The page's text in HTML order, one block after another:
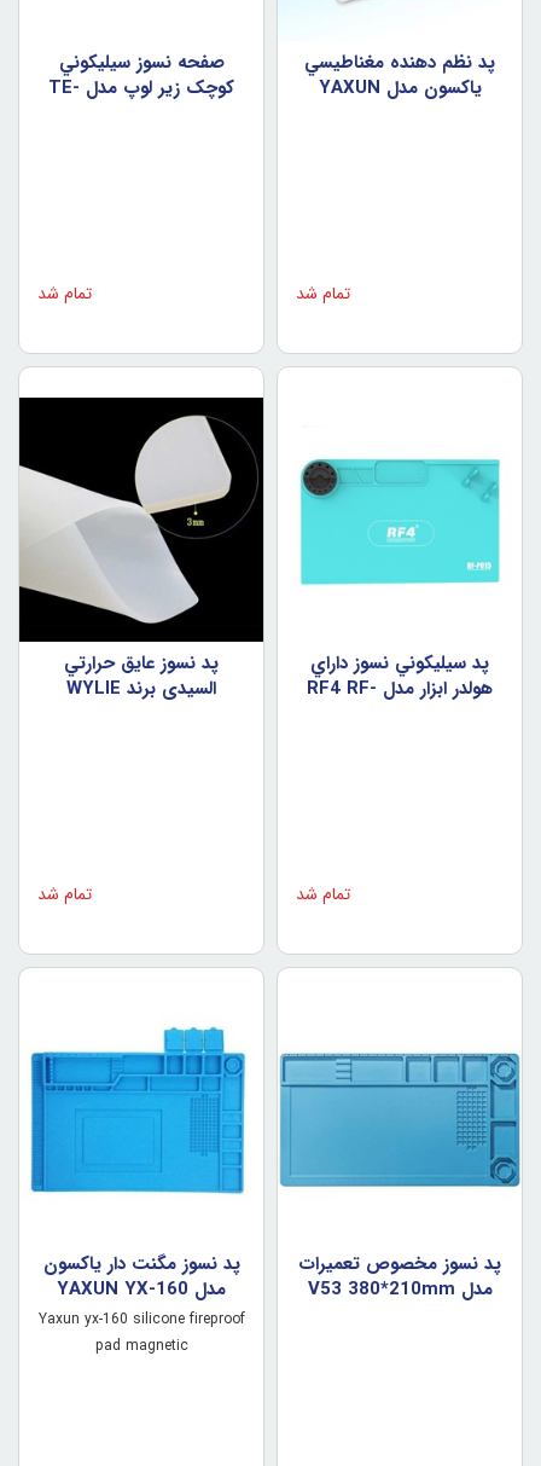
پد نظم دهنده مغناطيسي
ياکسون مدل YAXUN
تمام شد
صفحه نسوز سيليکوني
کوچک زير لوپ مدل TE-
تمام شد
پد سيليکوني نسوز داراي
هولدر ابزار مدل RF4 RF-
تمام شد
پد نسوز عايق حرارتي
السيدي برند WYLIE
تمام شد
پد نسوز مخصوص تعميرات
مدل V53 380*210mm
پد نسوز مگنت دار ياکسون
مدل YAXUN YX-160
Yaxun yx-160 silicone fireproof
pad magnetic